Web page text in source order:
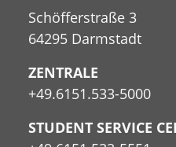
Schöfferstraße 3
64295 Darmstadt
ZENTRALE
+49.6151.533-5000
STUDENT SERVICE